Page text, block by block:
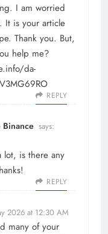
I am worried
It is your article
Thank you. But,
help me?
da-
REPLY
says:
lot, is there any
REPLY
2026 at 12:30 AM
many of your